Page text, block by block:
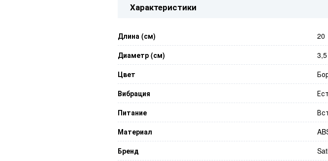
Характеристики
Длина (см)
20
Диаметр (см)
3,5
Цвет
Вибрация
Питание
Материал
Бренд